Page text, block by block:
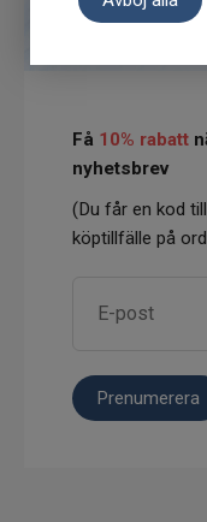
Få 10% rabatt
nyhetsbrev
(Du får en kod
köptillfälle på
Prenumerera